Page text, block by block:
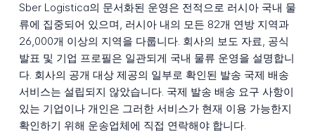
Sber Logistica의 문서화된 운영은 전적으로 러시아 국내 물
류에 집중되어 있으며, 러시아 내의 모든 82개 연방 지역과
26,000개 이상의 지역을 다룹니다. 회사의 보도 자료, 공식
발표 및 기업 프로필은 일관되게 국내 물류 운영을 설명합니
다. 회사의 공개 대상 제공의 일부로 확인된 발송 국제 배송
서비스는 설립되지 않았습니다. 국제 발송 배송 요구 사항이
있는 기업이나 개인은 그러한 서비스가 현재 이용 가능한지
확인하기 위해 운송업체에 직접 연락해야 합니다.